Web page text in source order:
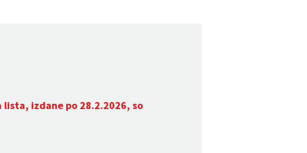
izdane po 28.2.2026, so